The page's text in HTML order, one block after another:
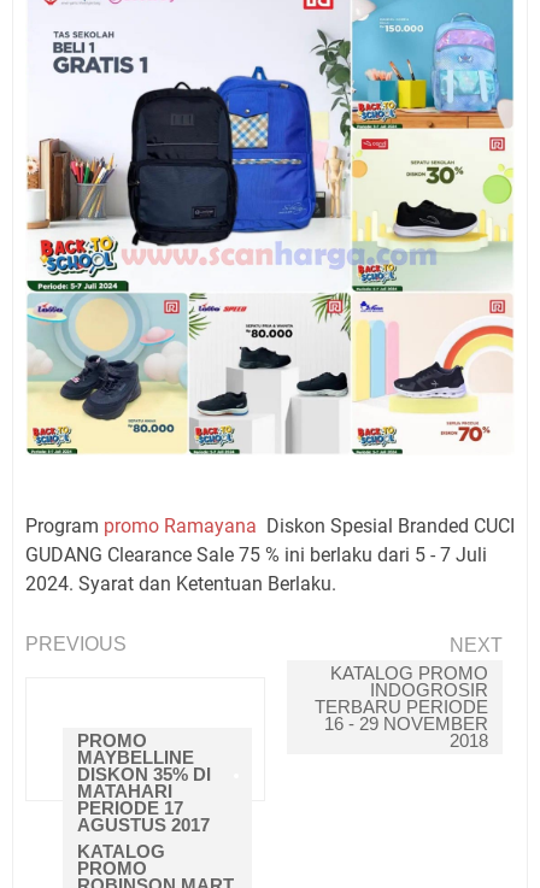
Program promo Ramayana Diskon Spesial Branded CUCI
GUDANG Clearance Sale 75 % ini berlaku dari 5 - 7 Juli
2024. Syarat dan Ketentuan Berlaku.
PREVIOUS
PROMO
MAYBELLINE
DISKON 35% DI
MATAHARI
PERIODE 17
AGUSTUS 2017
KATALOG
PROMO
NEXT
KATALOG PROMO
INDOGROSIR
TERBARU PERIODE
16 - 29 NOVEMBER
2018